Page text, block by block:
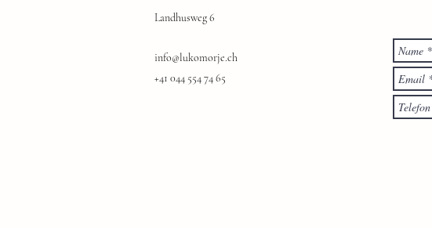
Landhusweg 6
info@lukomorje.ch
+41 044 554 74 65